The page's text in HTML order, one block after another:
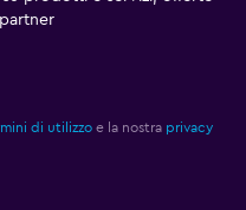
di utilizzo e la nostra privacy